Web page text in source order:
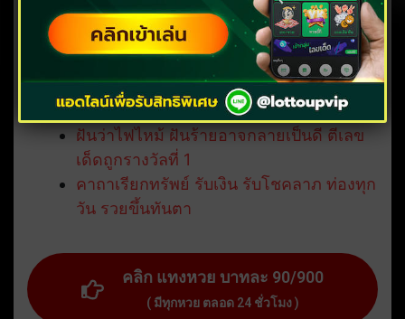
พร้อมเลขเด็ดถูกหวย
ฝันว่าหลงทาง หาทางออกไม่ได้ ความหมาย
และเลขจากความฝัน
ฝันว่าอุ้มเด็ก มีเลขเด็ดอะไร อ่านคำทำนาย
พร้อมเสี่ยงโชคถูกหวย
ฝันว่าไฟไหม้ ฝันร้ายอาจกลายเป็นดี ตีเลข
เด็ดถูกรางวัลที่ 1
คาถาเรียกทรัพย์ รับเงิน รับโชคลาภ ท่องทุก
วัน รวยขึ้นทันตา
คลิก แทงหวย บาทละ 90/900
( มีทุกหวย ตลอด 24 ชั่วโมง )